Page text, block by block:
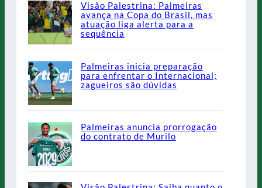
Visão Palestrina: Palmeiras
avança na Copa do Brasil, mas
atuação liga alerta para a
sequência
Palmeiras inicia preparação
para enfrentar o Internacional;
zagueiros são dúvidas
Palmeiras anuncia prorrogação
do contrato de Murilo